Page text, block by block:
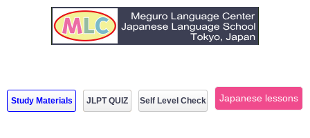
Study Materials JLPT QUIZ Self Level Check Japanese lessons